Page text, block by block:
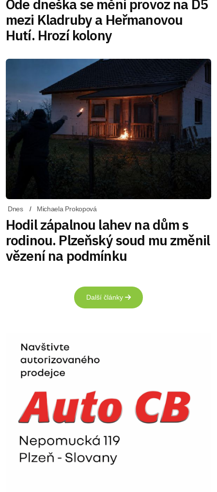
Ode dneška se mění provoz na D5
mezi Kladruby a Heřmanovou
Hutí. Hrozí kolony
Dnes Michaela Prokopová
Hodil zápalnou lahev na dům s
rodinou. Plzeňský soud mu změnil
vězení na podmínku
Další články